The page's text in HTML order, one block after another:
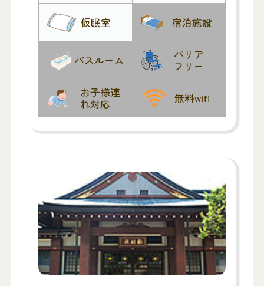
活用下さい。
仮眠室 宿泊施設
バスルーム
バリア
フリー
お子様連
れ対応
無料wifi